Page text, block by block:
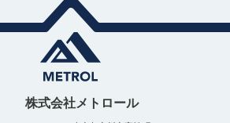
株式会社メトロール